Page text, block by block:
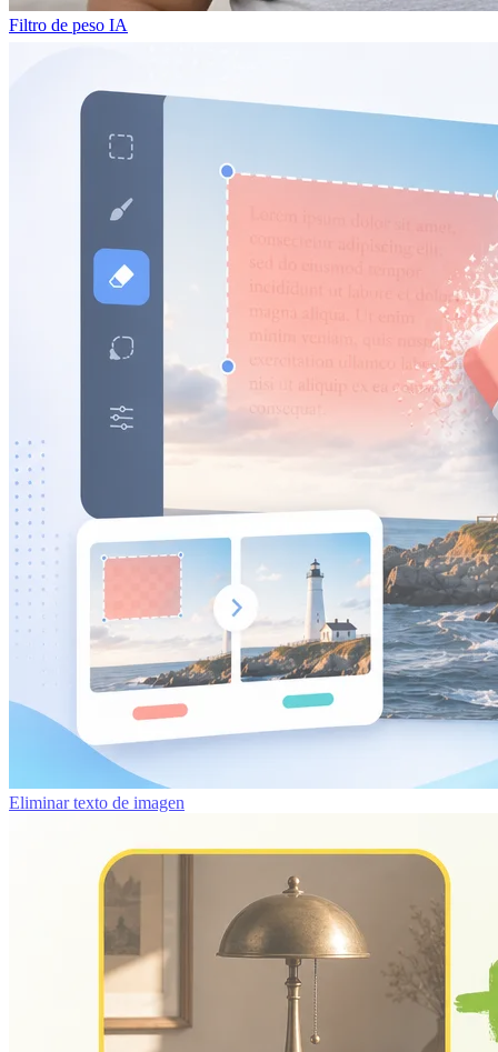
Filtro de peso IA
Eliminar texto de imagen